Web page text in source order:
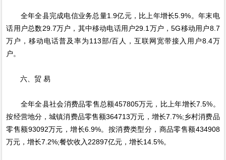
全年全县完成电信业务总量1.9亿元，比上年增长5.9%。年末电
话用户总数29.7万户，其中移动电话用户29.1万户，5G移动用户8.7
万户，移动电话普及率为113部/百人，互联网宽带接入用户8.4万
户。
六、贸 易
全年全县社会消费品零售总额457805万元，比上年增长7.5%。
按经营地分，城镇消费品零售额364713万元，增长7.7%;乡村消费品
零售额93092万元，增长6.9%。按消费类型分，商品零售额434908
万元，增长7.2%;餐饮收入22897亿元，增长14.5%。